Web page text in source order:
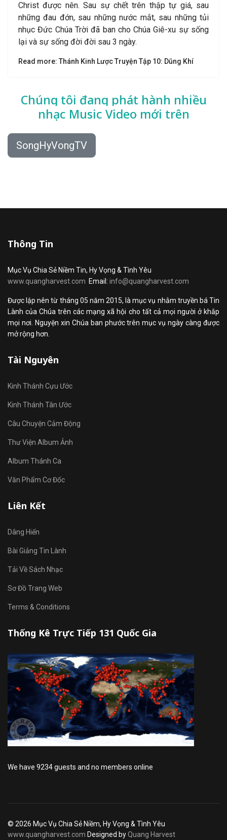
Christ được nên. Sau sự chết trên thập tự giá, sau
những đau đớn, sau những nước mắt, sau những tủi
nhục Đức Chúa Trời đã ban cho Chúa Giê-xu sự sống
lại và sự sống đời đời sau 3 ngày.
Read more: Thánh Kinh Lược Truyện Tập 10: Dũng Khí
Chúng tôi đang phát hành nhiều
nhạc Music Video mới trên
SongHyVongTV
Thông Tin
Mục Vụ Chia Sẻ Niềm Tin, Hy Vọng & Tình Yêu
www.quangharvest.com Email: info@quangharvest.com
Được lập nên từ tháng 05 năm 2015, là mục vụ nhằm truyền bá Tin
Lành của Chúa trên các mạng xã hội cho tất cả mọi người ở khắp
mọi nơi. Nguyện xin Chúa ban phước trên mục vụ ngày càng được
mở rộng hơn.
Tài Nguyên
Kinh Thánh Cựu Ước
Kinh Thánh Tân Ước
Câu Chuyện Cảm Động
Thư Viện Album Ảnh
Album Thánh Ca
Văn Phẩm Cơ Đốc
Liên Kết
Dâng Hiến
Bài Giảng Tin Lành
Tải Về Sách Nhạc
Sơ Đồ Trang Web
Terms & Conditions
Thống Kê Trực Tiếp 131 Quốc Gia
We have 9234 guests and no members online
© 2026 Mục Vụ Chia Sẻ Niềm, Hy Vọng & Tình Yêu
www.quangharvest.com Designed byQuang Harvest